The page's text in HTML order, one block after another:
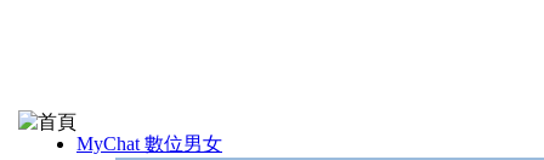
MyChat 數位男女